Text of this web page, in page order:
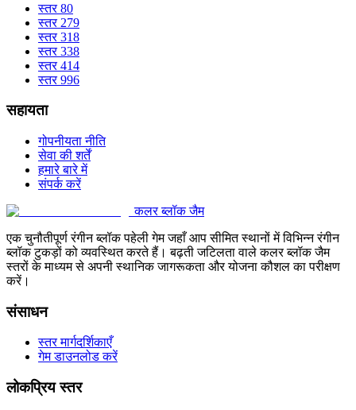
स्तर 80
स्तर 279
स्तर 318
स्तर 338
स्तर 414
स्तर 996
सहायता
गोपनीयता नीति
सेवा की शर्तें
हमारे बारे में
संपर्क करें
कलर ब्लॉक जैम
एक चुनौतीपूर्ण रंगीन ब्लॉक पहेली गेम जहाँ आप सीमित स्थानों में विभिन्न रंगीन
ब्लॉक टुकड़ों को व्यवस्थित करते हैं। बढ़ती जटिलता वाले कलर ब्लॉक जैम
स्तरों के माध्यम से अपनी स्थानिक जागरूकता और योजना कौशल का परीक्षण
करें।
संसाधन
स्तर मार्गदर्शिकाएँ
गेम डाउनलोड करें
लोकप्रिय स्तर